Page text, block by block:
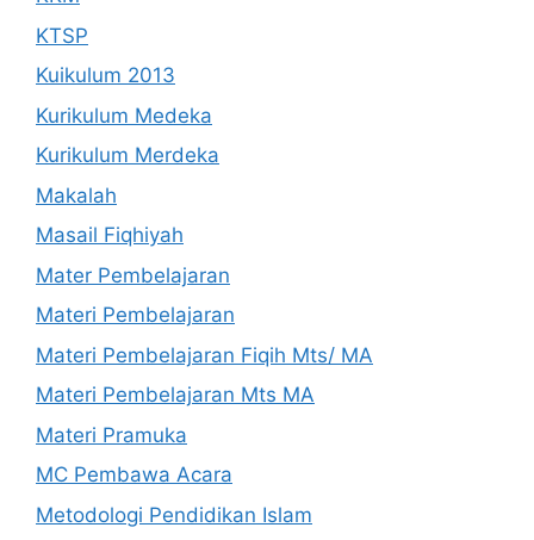
KTSP
Kuikulum 2013
Kurikulum Medeka
Kurikulum Merdeka
Makalah
Masail Fiqhiyah
Mater Pembelajaran
Materi Pembelajaran
Materi Pembelajaran Fiqih Mts/ MA
Materi Pembelajaran Mts MA
Materi Pramuka
MC Pembawa Acara
Metodologi Pendidikan Islam